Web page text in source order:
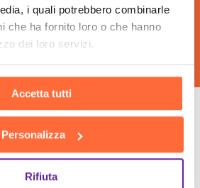
i quali potrebbero combinarle
che ha fornito loro o che hanno
dei loro servizi.
Accetta tutti
Personalizza
Rifiuta
della nostra
insieme